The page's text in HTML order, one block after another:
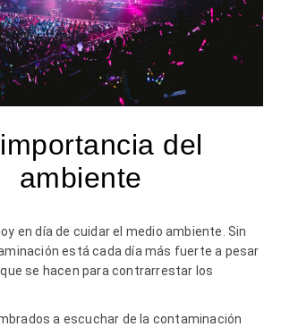
del
ambiente
en día de cuidar el medio ambiente. Sin
está cada día más fuerte a pesar
se hacen para contrarrestar los
a escuchar de la contaminación